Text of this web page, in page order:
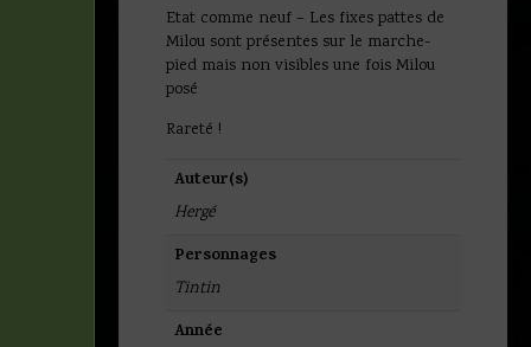
Etat comme neuf – Les fixes pattes de
Milou sont présentes sur le marche-
pied mais non visibles une fois Milou
posé
Rareté !
Auteur(s)
Hergé
Personnages
Tintin
Année